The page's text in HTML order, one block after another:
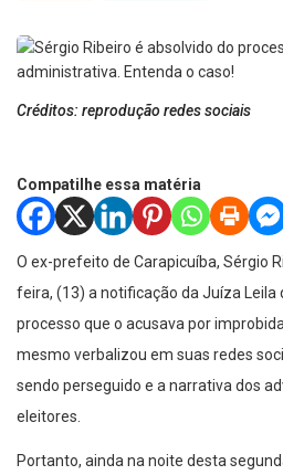
Créditos: reprodução redes sociais
Compatilhe essa matéria
O ex-prefeito de Carapicuíba, Sérgio
feira, (13) a notificação da Juíza Leila
processo que o acusava por
mesmo verbalizou em suas redes
sendo perseguido e a narrativa dos
eleitores.
Portanto, ainda na noite desta